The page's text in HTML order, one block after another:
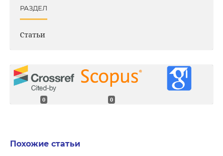
РАЗДЕЛ
Статьи
0 0
Похожие статьи